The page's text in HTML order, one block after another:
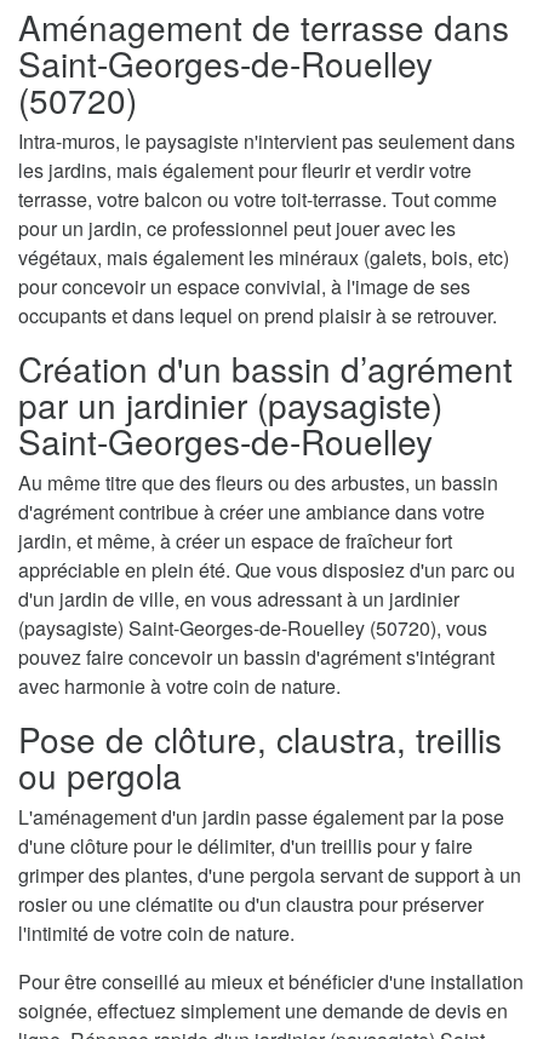
Aménagement de terrasse dans
Saint-Georges-de-Rouelley
(50720)
Intra-muros, le paysagiste n'intervient pas seulement dans
les jardins, mais également pour fleurir et verdir votre
terrasse, votre balcon ou votre toit-terrasse. Tout comme
pour un jardin, ce professionnel peut jouer avec les
végétaux, mais également les minéraux (galets, bois, etc)
pour concevoir un espace convivial, à l'image de ses
occupants et dans lequel on prend plaisir à se retrouver.
Création d'un bassin d’agrément
par un jardinier (paysagiste)
Saint-Georges-de-Rouelley
Au même titre que des fleurs ou des arbustes, un bassin
d'agrément contribue à créer une ambiance dans votre
jardin, et même, à créer un espace de fraîcheur fort
appréciable en plein été. Que vous disposiez d'un parc ou
d'un jardin de ville, en vous adressant à un jardinier
(paysagiste) Saint-Georges-de-Rouelley (50720), vous
pouvez faire concevoir un bassin d'agrément s'intégrant
avec harmonie à votre coin de nature.
Pose de clôture, claustra, treillis
ou pergola
L'aménagement d'un jardin passe également par la pose
d'une clôture pour le délimiter, d'un treillis pour y faire
grimper des plantes, d'une pergola servant de support à un
rosier ou une clématite ou d'un claustra pour préserver
l'intimité de votre coin de nature.
Pour être conseillé au mieux et bénéficier d'une installation
soignée, effectuez simplement une demande de devis en